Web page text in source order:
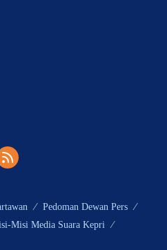
Pedoman Dewan Pers
Misi Media Suara Kepri